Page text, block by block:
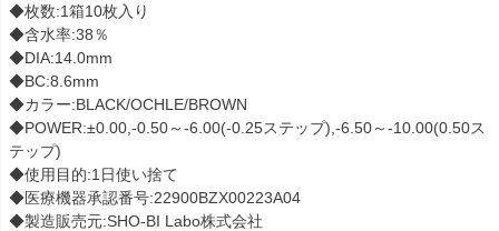
◆枚数:1箱10枚入り
◆含水率:38％
◆DIA:14.0mm
◆BC:8.6mm
◆カラー:BLACK/OCHLE/BROWN
◆POWER:±0.00,-0.50～-6.00(-0.25ステップ),-6.50～-10.00(0.50ス
テップ)
◆使用目的:1日使い捨て
◆医療機器承認番号:22900BZX00223A04
◆製造販売元:SHO-BI Labo株式会社